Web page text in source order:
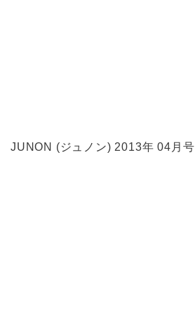
JUNON (ジュノン) 2013年 04月号